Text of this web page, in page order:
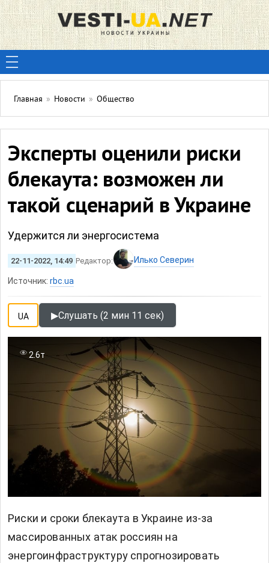
Главная » Новости » Общество
Эксперты оценили риски
блекаута: возможен ли
такой сценарий в Украине
Удержится ли энергосистема
22-11-2022, 14:49 Редактор: Илько Северин
Источник: rbc.ua
UA ▶Слушать (2 мин 11 сек)
2.6т
Риски и сроки блекаута в Украине из-за
массированных атак россиян на
энергоинфраструктуру спрогнозировать